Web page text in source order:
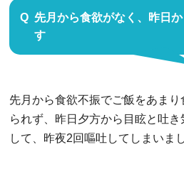
先月から食欲がなく、昨日
す
先月から食欲不振でご飯をあまり
られず、昨日夕方から目眩と吐き
して、昨夜2回嘔吐してしまいまし